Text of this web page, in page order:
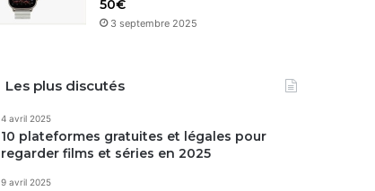
50€
3 septembre 2025
Les plus discutés
4 avril 2025
10 plateformes gratuites et légales pour
regarder films et séries en 2025
9 avril 2025